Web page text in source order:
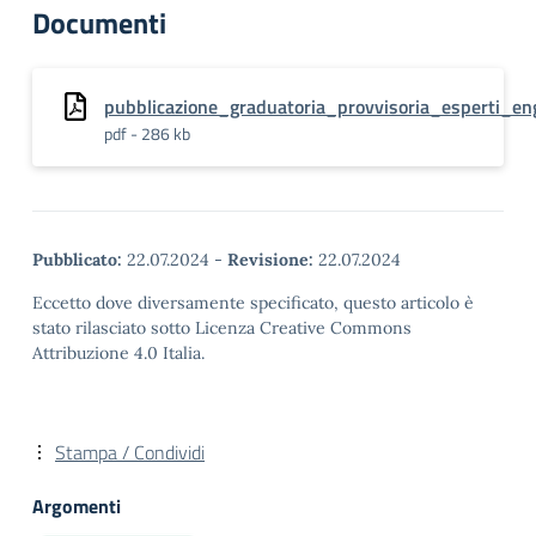
Documenti
pdf - 286 kb
Pubblicato: 22.07.2024 - Revisione: 22.07.2024
Eccetto dove diversamente specificato, questo articolo è
stato rilasciato sotto Licenza Creative Commons
Attribuzione 4.0 Italia.
Stampa / Condividi
Argomenti